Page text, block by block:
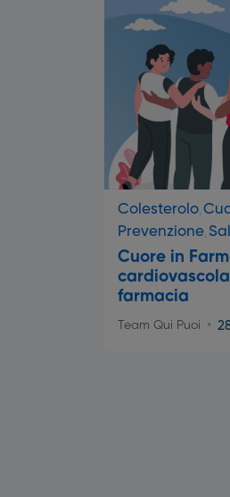
Colesterolo
Prevenzione
Cuore in
farmacia
Team Qui Puoi